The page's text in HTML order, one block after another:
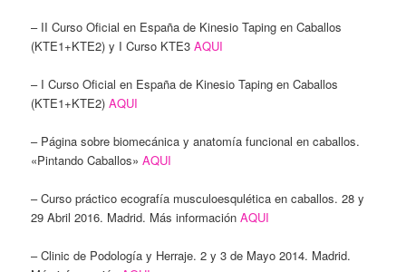
– II Curso Oficial en España de Kinesio Taping en Caballos
(KTE1+KTE2) y I Curso KTE3AQUI
– I Curso Oficial en España de Kinesio Taping en Caballos
(KTE1+KTE2)AQUI
– Página sobre biomecánica y anatomía funcional en caballos.
«Pintando Caballos»AQUI
– Curso práctico ecografía musculoesqulética en caballos. 28 y
29 Abril 2016. Madrid. Más informaciónAQUI
– Clinic de Podología y Herraje. 2 y 3 de Mayo 2014. Madrid.